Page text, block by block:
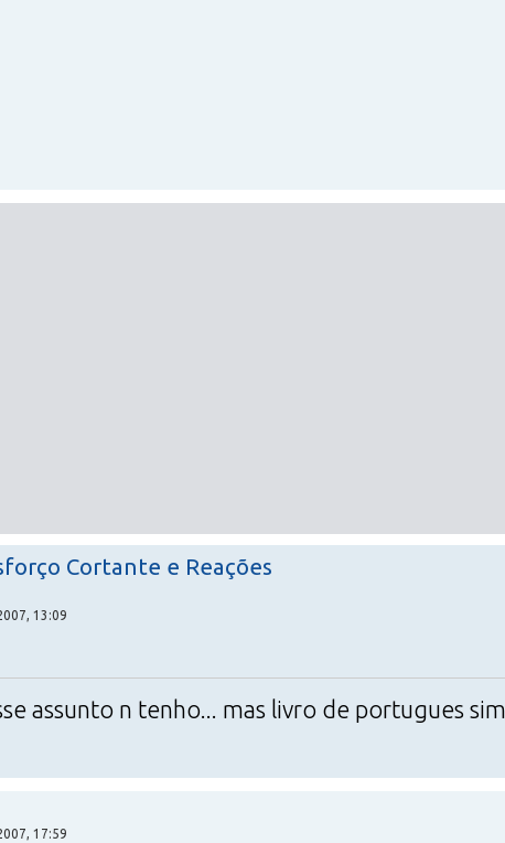
Cortante e Reações
13:09
assunto n tenho... mas livro de portugues
17:59